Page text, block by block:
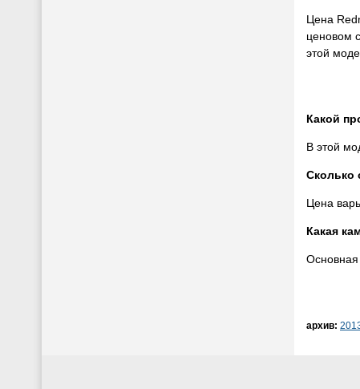
Цена
ценовом
этой
Какой
В этой
Сколько
Цена
Какая
архив: